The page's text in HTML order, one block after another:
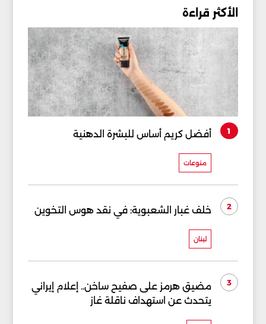
الأكثر قراءة
1 أفضل كريم أساس للبشرة الدهنية
منوعات
2 خلف غبار الشعبوية: في نقد هوس التخوين
لبنان
3
مضيق هرمز على صفيح ساخن.. إعلام إيراني
يتحدث عن استهداف ناقلة غاز